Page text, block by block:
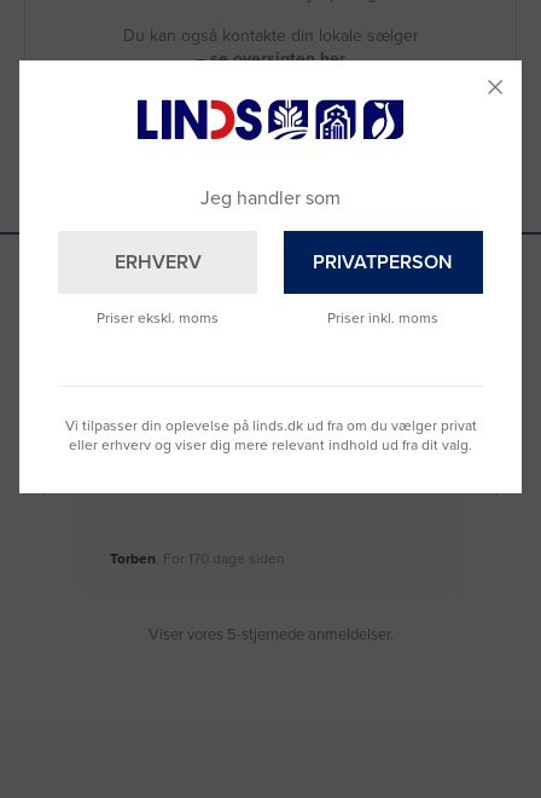
Du kan også kontakte din lokale sælger
–se oversigten her
Se hvad vores kunder siger
Nemt at bestille og hurtig levering
Torben , For 170 dage siden
Viser vores 5-stjernede anmeldelser.
Jeg handler som
ERHVERV
Priser ekskl. moms
PRIVATPERSON
Priser inkl. moms
Vi tilpasser din oplevelse på linds.dk ud fra om du vælger privat
eller erhverv og viser dig mere relevant indhold ud fra dit valg.